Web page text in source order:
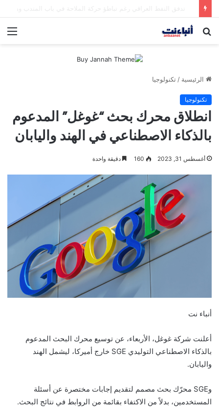
بحث
الرئيسية / تكنولوجيا
تكنولوجيا
انطلاق محرك بحث “غوغل” المدعوم
بالذكاء الاصطناعي في الهند واليابان
أغسطس 31, 2023 160 دقيقة واحدة
أنباء نت
أعلنت شركة غوغل، الأربعاء، عن توسيع محرك البحث المدعوم
بالذكاء الاصطناعي التوليدي SGE خارج أميركا، ليشمل الهند
واليابان.
وSGE محرّك بحث مصمم لتقديم إجابات مختصرة عن أسئلة
المستخدمين، بدلاً من الاكتفاء بقائمة من الروابط في نتائج البحث.